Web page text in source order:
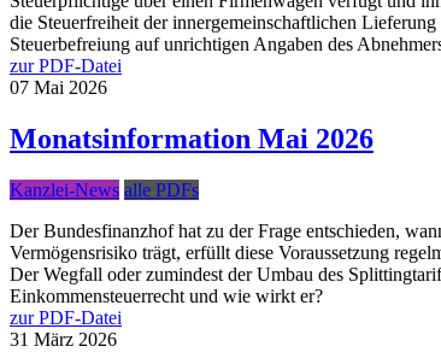
die Steuerfreiheit der innergemeinschaftlichen
Steuerbefreiung auf unrichtigen Angaben des
zur PDF-Datei
07 Mai 2026
Monatsinformation Mai 2026
Kanzlei-News alle PDFs
Der Bundesfinanzhof hat zu der Frage entschieden,
Vermögensrisiko trägt, erfüllt diese Voraussetzung
Der Wegfall oder zumindest der Umbau des
Einkommensteuerrecht und wie wirkt er?
zur PDF-Datei
31 März 2026